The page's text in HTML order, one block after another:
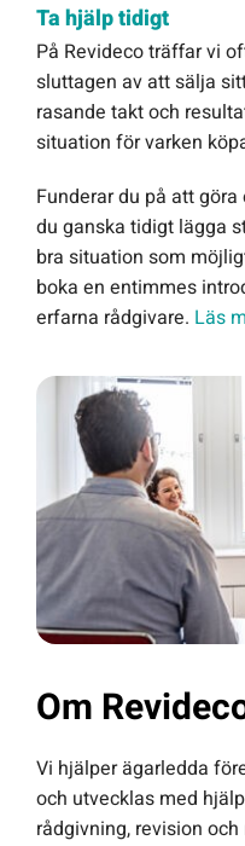
Ta hjälp tidigt
På Revideco träffar vi
sluttagen av att sälja
rasande takt och
situation för varken
Funderar du på att
du ganska tidigt lägga
bra situation som
boka en entimmes
erfarna rådgivare. Läs
Om
Vi hjälper ägarledda
och utvecklas med
rådgivning, revision